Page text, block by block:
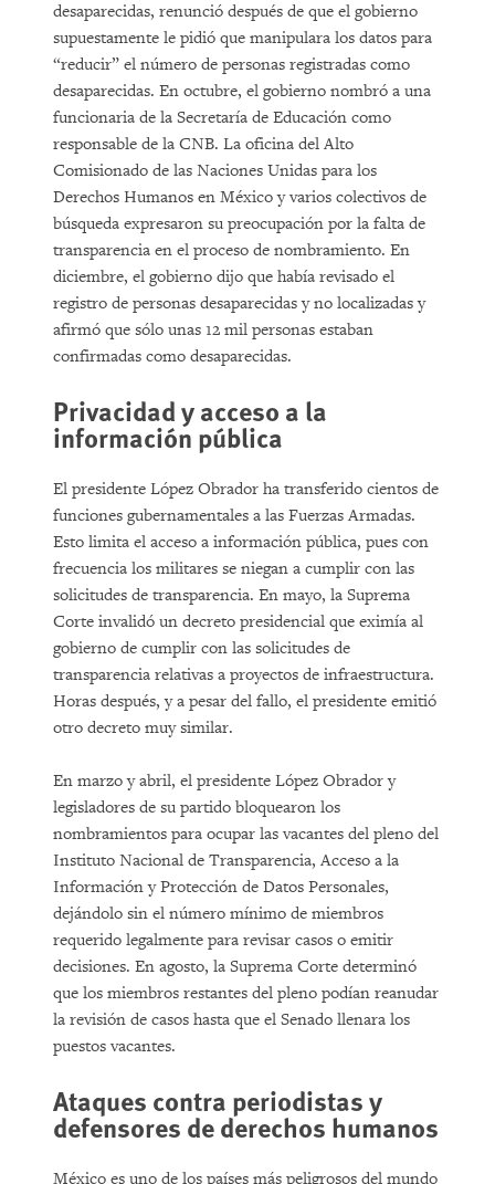
desaparecidas, renunció después de que el gobierno
supuestamente le pidió que manipulara los datos para
“reducir” el número de personas registradas como
desaparecidas. En octubre, el gobierno nombró a una
funcionaria de la Secretaría de Educación como
responsable de la CNB. La oficina del Alto
Comisionado de las Naciones Unidas para los
Derechos Humanos en México y varios colectivos de
búsqueda expresaron su preocupación por la falta de
transparencia en el proceso de nombramiento. En
diciembre, el gobierno dijo que había revisado el
registro de personas desaparecidas y no localizadas y
afirmó que sólo unas 12 mil personas estaban
confirmadas como desaparecidas.
Privacidad y acceso a la
información pública
El presidente López Obrador ha transferido cientos de
funciones gubernamentales a las Fuerzas Armadas.
Esto limita el acceso a información pública, pues con
frecuencia los militares se niegan a cumplir con las
solicitudes de transparencia. En mayo, la Suprema
Corte invalidó un decreto presidencial que eximía al
gobierno de cumplir con las solicitudes de
transparencia relativas a proyectos de infraestructura.
Horas después, y a pesar del fallo, el presidente emitió
otro decreto muy similar.
En marzo y abril, el presidente López Obrador y
legisladores de su partido bloquearon los
nombramientos para ocupar las vacantes del pleno del
Instituto Nacional de Transparencia, Acceso a la
Información y Protección de Datos Personales,
dejándolo sin el número mínimo de miembros
requerido legalmente para revisar casos o emitir
decisiones. En agosto, la Suprema Corte determinó
que los miembros restantes del pleno podían reanudar
la revisión de casos hasta que el Senado llenara los
puestos vacantes.
Ataques contra periodistas y
defensores de derechos humanos
México es uno de los países más peligrosos del mundo